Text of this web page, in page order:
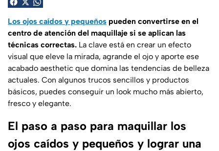
Los ojos caídos y pequeños pueden convertirse en el
centro de atención del maquillaje si se aplican las
técnicas correctas. La clave está en crear un efecto
visual que eleve la mirada, agrande el ojo y aporte ese
acabado aesthetic que domina las tendencias de belleza
actuales. Con algunos trucos sencillos y productos
básicos, puedes conseguir un look mucho más abierto,
fresco y elegante.
El paso a paso para maquillar los
ojos caídos y pequeños y lograr una